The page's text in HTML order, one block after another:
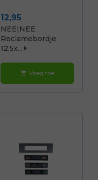
Prijs
12,95
NEE|NEE
Reclamebordje
12,5x...
shopping_cart Voeg toe